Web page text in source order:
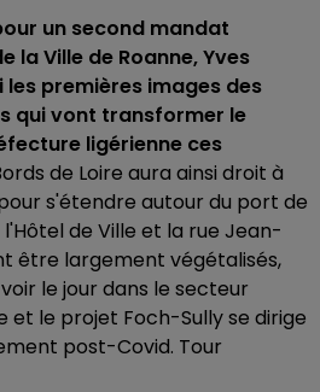
un second mandat
la Ville de Roanne, Yves
les premières images des
qui vont transformer le
ligérienne ces
de Loire aura ainsi droit à
s'étendre autour du port de
de Ville et la rue Jean-
être largement végétalisés,
le jour dans le secteur
le projet Foch-Sully se dirige
post-Covid. Tour